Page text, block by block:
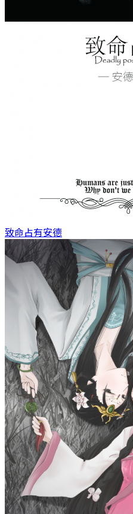
致命占有安德